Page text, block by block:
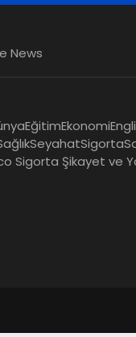
News
EğitimEkonomi
SeyahatSigorta
Sigorta Şikayet ve